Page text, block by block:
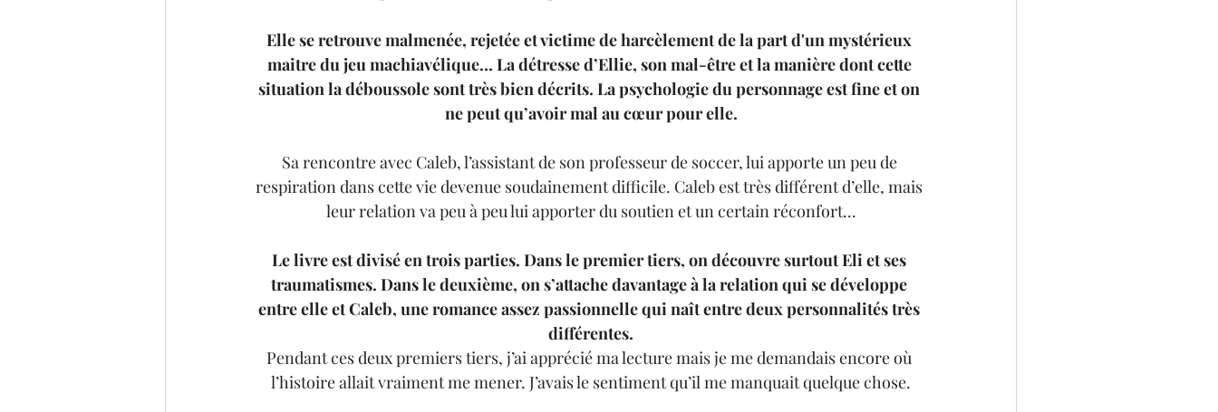
Elle se retrouve malmenée, rejetée et victime de harcèlement de la part d'un mystérieux
maitre du jeu machiavélique... La détresse d’Ellie, son mal-être et la manière dont cette
situation la déboussole sont très bien décrits. La psychologie du personnage est fine et on
ne peut qu’avoir mal au cœur pour elle.
Sa rencontre avec Caleb, l’assistant de son professeur de soccer, lui apporte un peu de
respiration dans cette vie devenue soudainement difficile. Caleb est très différent d’elle, mais
leur relation va peu à peu lui apporter du soutien et un certain réconfort...
Le livre est divisé en trois parties. Dans le premier tiers, on découvre surtout Eli et ses
traumatismes. Dans le deuxième, on s’attache davantage à la relation qui se développe
entre elle et Caleb, une romance assez passionnelle qui naît entre deux personnalités très
différentes.
Pendant ces deux premiers tiers, j’ai apprécié ma lecture mais je me demandais encore où
l’histoire allait vraiment me mener. J’avais le sentiment qu’il me manquait quelque chose.